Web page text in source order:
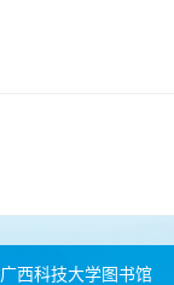
广西科技大学图书馆